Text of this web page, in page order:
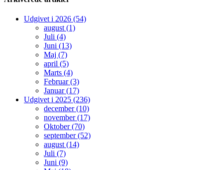
Udgivet i 2026 (54)
august (1)
Juli (4)
Juni (13)
Maj (7)
april (5)
Marts (4)
Februar (3)
Januar (17)
Udgivet i 2025 (236)
december (10)
november (17)
Oktober (70)
september (52)
august (14)
Juli (7)
Juni (9)